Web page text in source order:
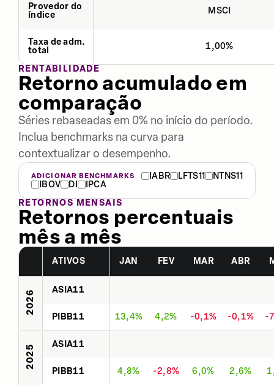
Provedor do
índice
MSCI
Taxa de adm.
total
1,00%
RENTABILIDADE
Retorno acumulado em
comparação
Séries rebaseadas em 0% no início do período.
Inclua benchmarks na curva para
contextualizar o desempenho.
ADICIONAR BENCHMARKS IABR LFTS11
NTNS11
IBOV
DI
IPCA
RETORNOS MENSAIS
Retornos percentuais
mês a mês
ATIVOS JAN FEV MAR ABR
2026 ASIA11
PIBB11 13,4% 4,2% -0,1% -0,1% -
2025 ASIA11
PIBB11 4,8% -2,8% 6,0% 2,6%